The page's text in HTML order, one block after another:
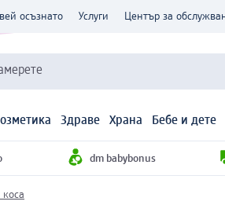
осъзнато Услуги Център за
Здраве Храна Бебе и дете
dm babybonus